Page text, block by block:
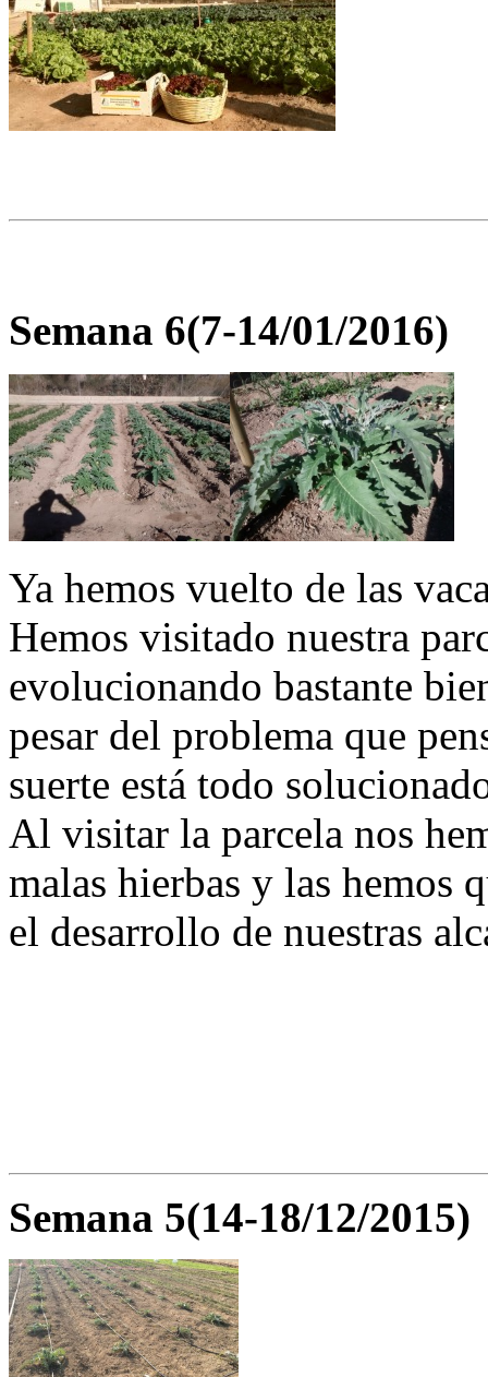
Semana 6(7-14/01/2016)
Ya hemos vuelto de las
Hemos visitado nuestra
evolucionando bastante
pesar del problema que
suerte está todo
Al visitar la parcela nos
malas hierbas y las hemos
el desarrollo de nuestras
Semana 5(14-18/12/2015)